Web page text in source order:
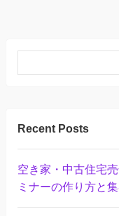
Recent Posts
空き家・中古住宅
ミナーの作り方と